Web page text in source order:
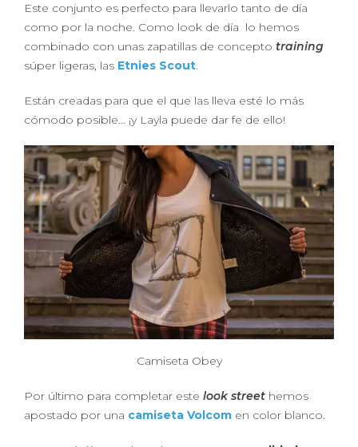
Este conjunto es perfecto para llevarlo tanto de día
como por la noche. Como look de día lo hemos
combinado con unas zapatillas de concepto training
súper ligeras, las Etnies Scout.
Están creadas para que el que las lleva esté lo más
cómodo posible... ¡y Layla puede dar fe de ello!
Camiseta Obey
Por último para completar este look street hemos
apostado por una camiseta Volcom en color blanco.